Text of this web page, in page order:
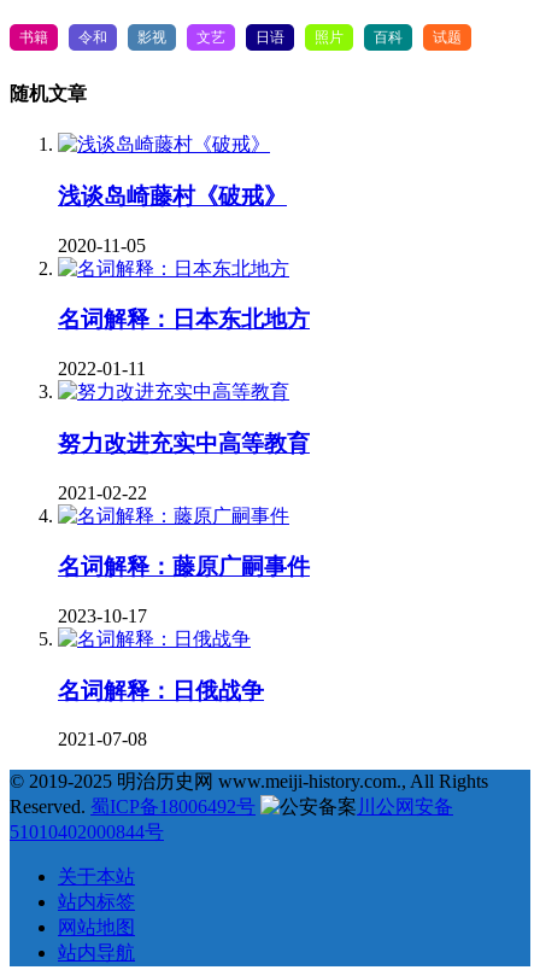
书籍 令和 影视 文艺 日语 照片 百科 试题
随机文章
浅谈岛崎藤村《破戒》
2020-11-05
名词解释：日本东北地方
2022-01-11
努力改进充实中高等教育
2021-02-22
名词解释：藤原广嗣事件
2023-10-17
名词解释：日俄战争
2021-07-08
© 2019-2025 明治历史网 www.meiji-history.com., All Rights
Reserved. 蜀ICP备18006492号
川公网安备
51010402000844号
关于本站
站内标签
网站地图
站内导航